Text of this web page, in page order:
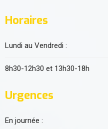
Horaires
Lundi au Vendredi :
8h30-12h30 et 13h30-18h
Urgences
En journée :